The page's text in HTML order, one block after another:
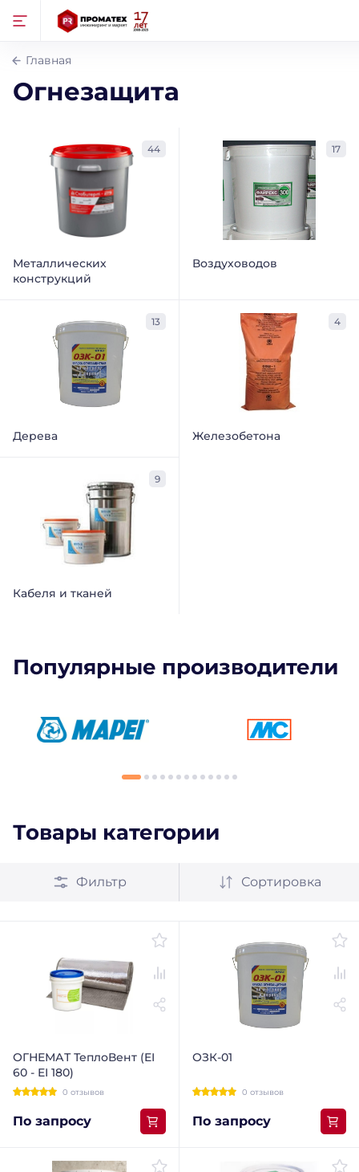
Главная
Огнезащита
44
Металлических
конструкций
17
Воздуховодов
13
Дерева
4
Железобетона
9
Кабеля и тканей
Популярные производители
Товары категории
Фильтр Сортировка
ОГНЕМАТ ТеплоВент (EI
60 - EI 180)
0 отзывов
По запросу
ОЗК-01
0 отзывов
По запросу